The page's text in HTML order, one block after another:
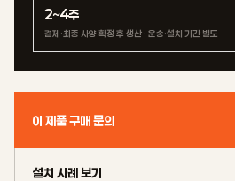
2~4주
결제·최종 사양 확정 후 생산 · 운송·설치 기간 별도
이 제품 구매 문의
설치 사례 보기